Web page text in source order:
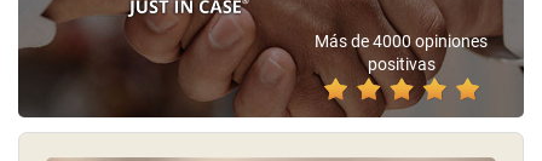
Más de 4000 opiniones
positivas